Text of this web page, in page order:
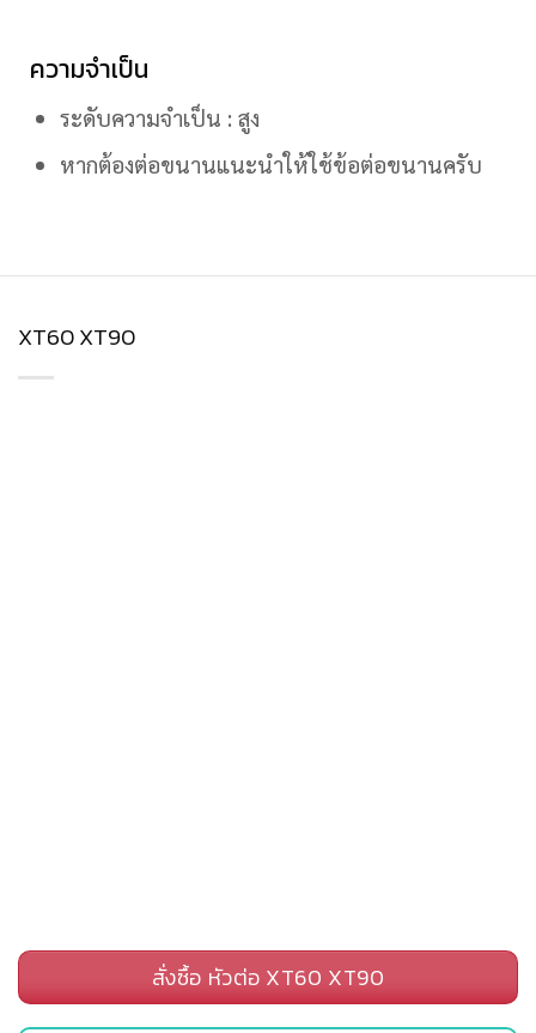
ความจำเป็น
ระดับความจำเป็น : สูง
หากต้องต่อขนานแนะนำให้ใช้ข้อต่อขนานครับ
XT60 XT90
สั่งซื้อ หัวต่อ XT60 XT90